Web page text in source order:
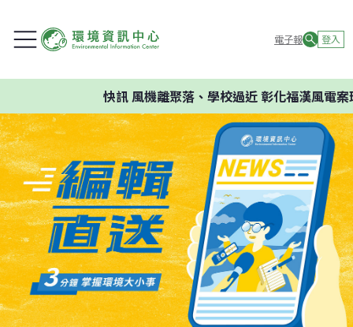
電子報 登入
快訊風機離聚落、學校過近 彰化福漢風電案環